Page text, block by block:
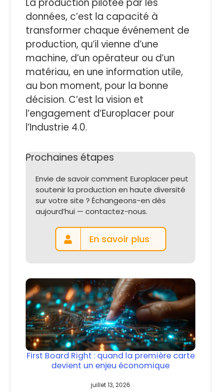
La production pilotée par les
données, c’est la capacité à
transformer chaque événement de
production, qu’il vienne d’une
machine, d’un opérateur ou d’un
matériau, en une information utile,
au bon moment, pour la bonne
décision. C’est la vision et
l’engagement d’Europlacer pour
l’Industrie 4.0.
Prochaines étapes
Envie de savoir comment Europlacer peut
soutenir la production en haute diversité
sur votre site ? Échangeons-en dès
aujourd’hui — contactez-nous.
En savoir plus
First Board Right : quand la première carte
devient un enjeu économique
juillet 13, 2026